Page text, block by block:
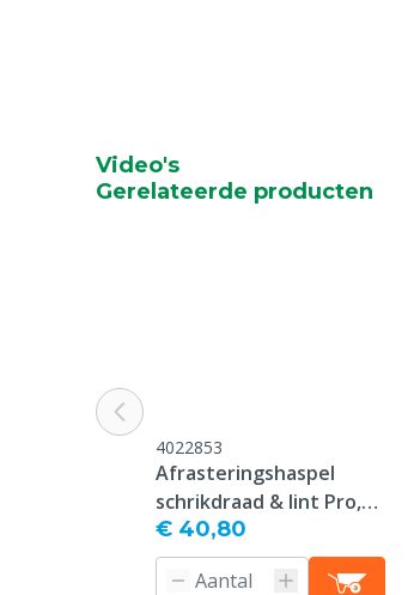
Video's
Gerelateerde producten
4022853
Afrasteringshaspel
schrikdraad & lint Pro,
large
€ 40,80